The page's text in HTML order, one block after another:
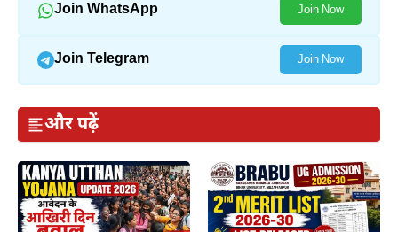
Join WhatsApp Join Now
Join Telegram Join Now
और पढ़ें